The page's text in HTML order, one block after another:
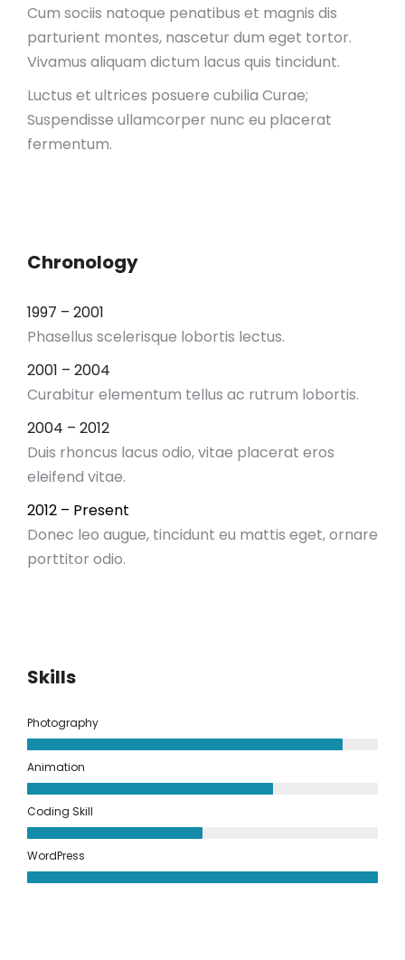
Cum sociis natoque penatibus et magnis dis
parturient montes, nascetur dum eget tortor.
Vivamus aliquam dictum lacus quis tincidunt.
Luctus et ultrices posuere cubilia Curae;
Suspendisse ullamcorper nunc eu placerat
fermentum.
Chronology
1997 – 2001
Phasellus scelerisque lobortis lectus.
2001 – 2004
Curabitur elementum tellus ac rutrum lobortis.
2004 – 2012
Duis rhoncus lacus odio, vitae placerat eros
eleifend vitae.
2012 – Present
Donec leo augue, tincidunt eu mattis eget, ornare
porttitor odio.
Skills
Photography
Animation
Coding Skill
WordPress